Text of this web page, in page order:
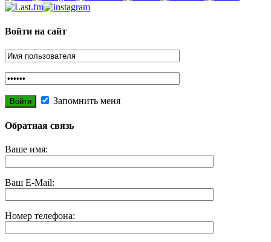
Войти на сайт
Запомнить меня
Обратная связь
Ваше имя:
Ваш E-Mail:
Номер телефона: